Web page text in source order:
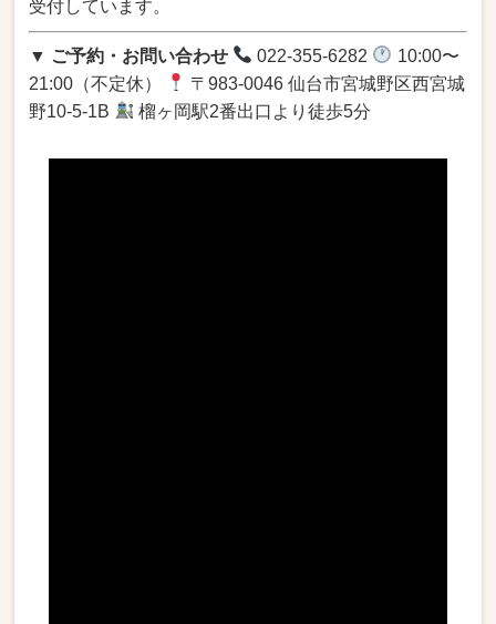
受付しています。
▼ ご予約・お問い合わせ 022-355-6282
10:00〜
21:00（不定休）
〒983-0046 仙台市宮城野区西宮城
野10-5-1B
榴ヶ岡駅2番出口より徒歩5分